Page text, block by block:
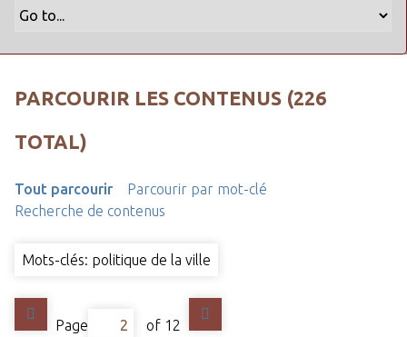
PARCOURIR LES CONTENUS (226
TOTAL)
Tout parcourir
Parcourir par mot-clé
Recherche de contenus
Mots-clés: politique de la ville
Page of 12